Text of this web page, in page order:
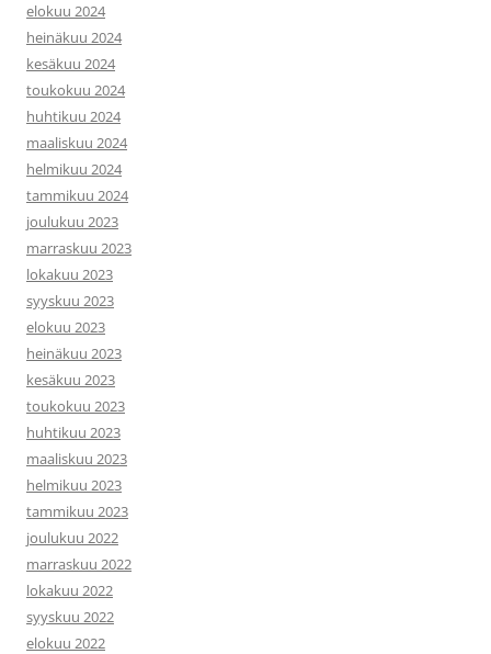
elokuu 2024
heinäkuu 2024
kesäkuu 2024
toukokuu 2024
huhtikuu 2024
maaliskuu 2024
helmikuu 2024
tammikuu 2024
joulukuu 2023
marraskuu 2023
lokakuu 2023
syyskuu 2023
elokuu 2023
heinäkuu 2023
kesäkuu 2023
toukokuu 2023
huhtikuu 2023
maaliskuu 2023
helmikuu 2023
tammikuu 2023
joulukuu 2022
marraskuu 2022
lokakuu 2022
syyskuu 2022
elokuu 2022